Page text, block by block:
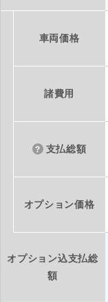
車両価格
諸費用
支払総額
オプション価格
オプション込支払総
額